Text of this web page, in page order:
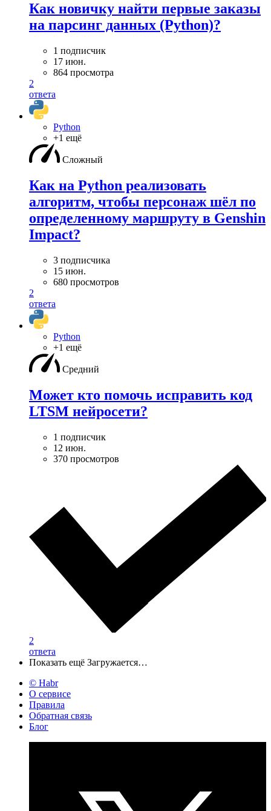
Как новичку найти первые заказы
на парсинг данных (Python)?
1 подписчик
17 июн.
864 просмотра
2
ответа
Python
+1 ещё
Сложный
Как на Python реализовать
алгоритм, чтобы персонаж шёл по
определенному маршруту в Genshin
Impact?
3 подписчика
15 июн.
680 просмотров
2
ответа
Python
+1 ещё
Средний
Может кто помочь исправить код
LTSM нейросети?
1 подписчик
12 июн.
370 просмотров
2
ответа
Показать ещё Загружается…
© Habr
О сервисе
Правила
Обратная связь
Блог